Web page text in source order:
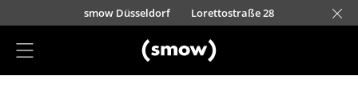
Direkt zum Inhalt
10039
smow Düsseldorf Lorettostraße 28smow Essen
smow Frankfurt
smow Freiburg
smow Hamburg
smow Hannover
smow Kempten
smow Köln
smow Konstanz
smow Leipzig
smow Solothurn
smow Mainz
smow München
smow Nürnberg
smow Schwarzwald
smow Stuttgart